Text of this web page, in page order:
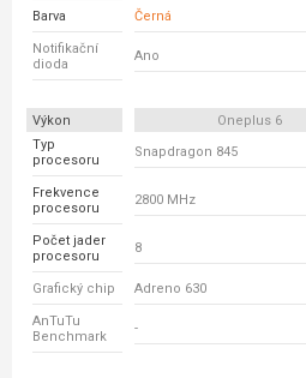
Barva Černá
Notifikační
dioda
Ano
Výkon Oneplus 6
Typ
procesoru
Snapdragon 845
Frekvence
procesoru
2800 MHz
Počet jader
procesoru
8
Grafický chip Adreno 630
AnTuTu
Benchmark
-